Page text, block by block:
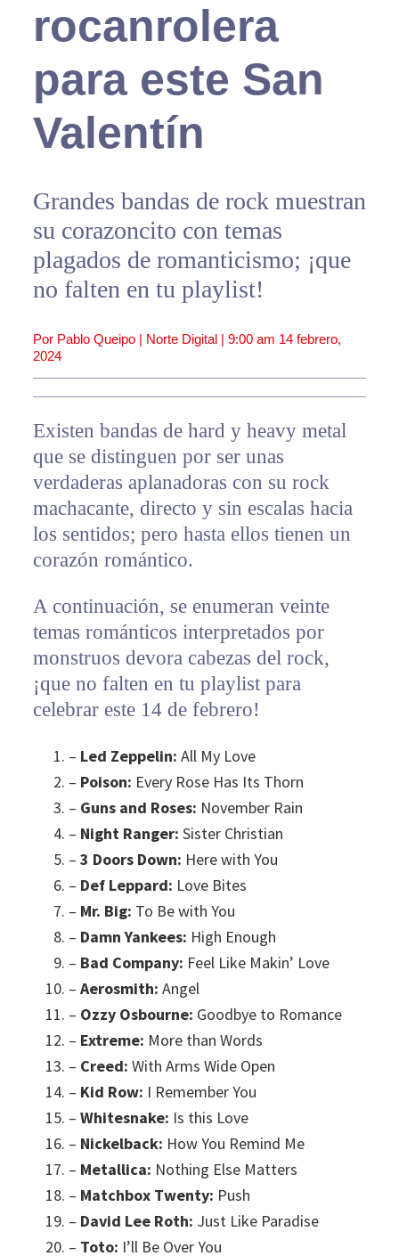
rocanrolera
para este San
Valentín
Grandes bandas de rock muestran
su corazoncito con temas
plagados de romanticismo; ¡que
no falten en tu playlist!
Por Pablo Queipo | Norte Digital | 9:00 am 14 febrero,
2024
Existen bandas de hard y heavy metal
que se distinguen por ser unas
verdaderas aplanadoras con su rock
machacante, directo y sin escalas hacia
los sentidos; pero hasta ellos tienen un
corazón romántico.
A continuación, se enumeran veinte
temas románticos interpretados por
monstruos devora cabezas del rock,
¡que no falten en tu playlist para
celebrar este 14 de febrero!
– Led Zeppelin: All My Love
– Poison: Every Rose Has Its Thorn
– Guns and Roses: November Rain
– Night Ranger: Sister Christian
– 3 Doors Down: Here with You
– Def Leppard: Love Bites
– Mr. Big: To Be with You
– Damn Yankees: High Enough
– Bad Company: Feel Like Makin’ Love
– Aerosmith: Angel
– Ozzy Osbourne: Goodbye to Romance
– Extreme: More than Words
– Creed: With Arms Wide Open
– Kid Row: I Remember You
– Whitesnake: Is this Love
– Nickelback: How You Remind Me
– Metallica: Nothing Else Matters
– Matchbox Twenty: Push
– David Lee Roth: Just Like Paradise
– Toto: I’ll Be Over You